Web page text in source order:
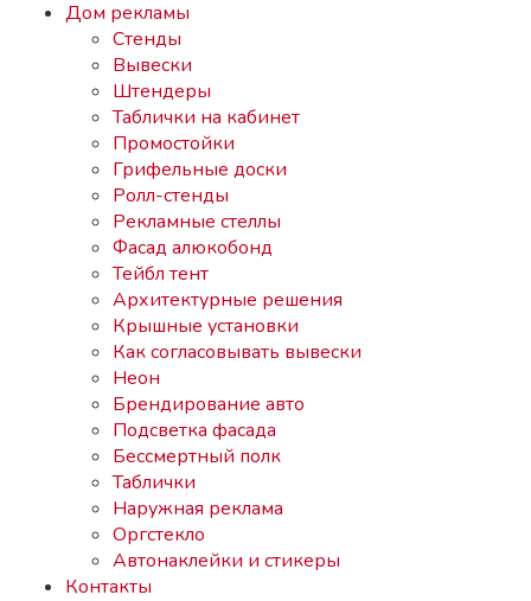
Дом рекламы
Стенды
Вывески
Штендеры
Таблички на кабинет
Промостойки
Грифельные доски
Ролл-стенды
Рекламные стеллы
Фасад алюкобонд
Тейбл тент
Архитектурные решения
Крышные установки
Как согласовывать вывески
Неон
Брендирование авто
Подсветка фасада
Бессмертный полк
Таблички
Наружная реклама
Оргстекло
Автонаклейки и стикеры
Контакты